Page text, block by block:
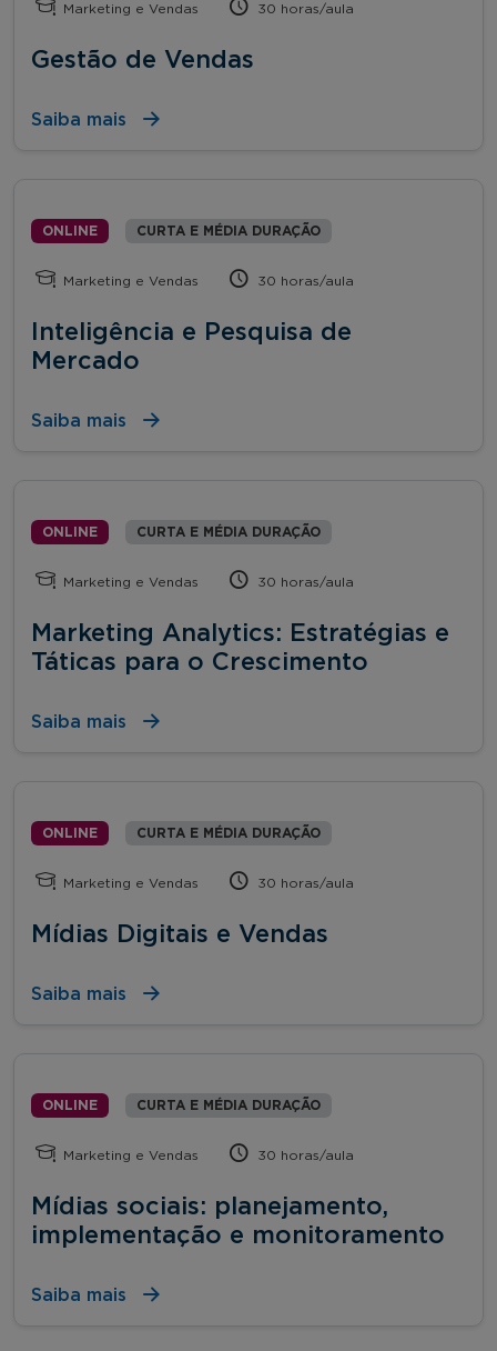
Marketing e Vendas 30 horas/aula
Gestão de Vendas
Saiba mais
ONLINE CURTA E MÉDIA DURAÇÃO
Marketing e Vendas 30 horas/aula
Inteligência e Pesquisa de
Mercado
Saiba mais
ONLINE CURTA E MÉDIA DURAÇÃO
Marketing e Vendas 30 horas/aula
Marketing Analytics: Estratégias e
Táticas para o Crescimento
Saiba mais
ONLINE CURTA E MÉDIA DURAÇÃO
Marketing e Vendas 30 horas/aula
Mídias Digitais e Vendas
Saiba mais
ONLINE CURTA E MÉDIA DURAÇÃO
Marketing e Vendas 30 horas/aula
Mídias sociais: planejamento,
implementação e monitoramento
Saiba mais